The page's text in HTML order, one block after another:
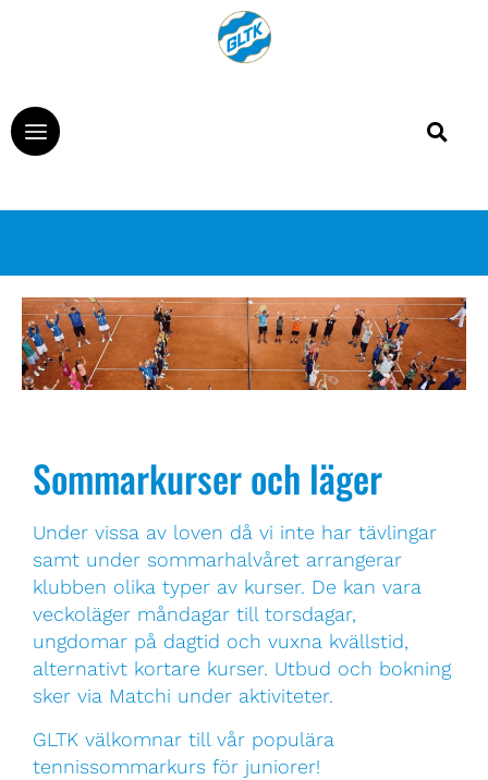
Sommarkurser och läger
Under vissa av loven då vi inte har tävlingar
samt under sommarhalvåret arrangerar
klubben olika typer av kurser. De kan vara
veckoläger måndagar till torsdagar,
ungdomar på dagtid och vuxna kvällstid,
alternativt kortare kurser. Utbud och bokning
sker via Matchi under aktiviteter.
GLTK välkomnar till vår populära
tennissommarkurs för juniorer!